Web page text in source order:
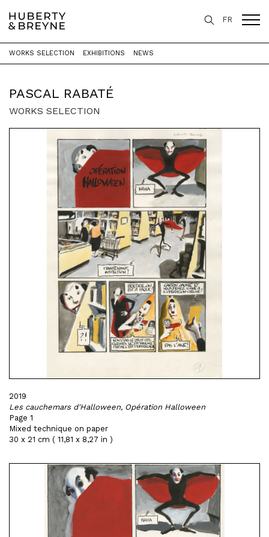
FR
Home > Artists > Pascal Rabaté
PASCAL RABATÉ
WORKS SELECTION EXHIBITIONS NEWS
WORKS SELECTION
2019
Les cauchemars d'Halloween, Opération Halloween
Page 1
Mixed technique on paper
30 x 21 cm ( 11,81 x 8,27 in )